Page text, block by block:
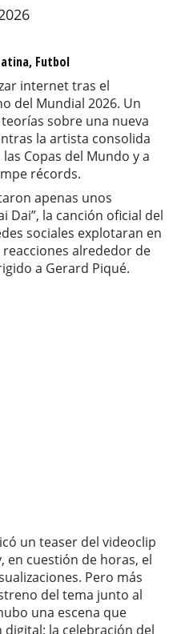
Futbol
internet tras el
del Mundial 2026. Un
sobre una nueva
la artista consolida
Copas del Mundo y a
récords.
apenas unos
Dai”, la canción oficial del
sociales explotaran en
alrededor de
a Gerard Piqué.
un teaser del videoclip
en cuestión de horas, el
Pero más
del tema junto al
una escena que
la celebración del